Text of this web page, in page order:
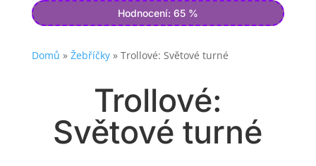
Hodnocení: 65 %
Domů » Žebříčky» Trollové: Světové turné
Trollové:
Světové turné